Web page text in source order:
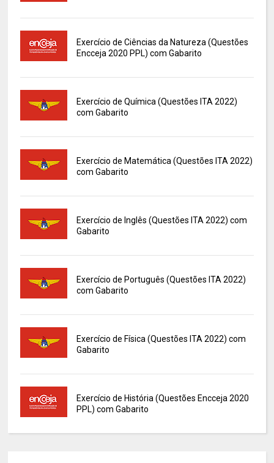
Exercício de Ciências da Natureza (Questões
Encceja 2020 PPL) com Gabarito
Exercício de Química (Questões ITA 2022)
com Gabarito
Exercício de Matemática (Questões ITA 2022)
com Gabarito
Exercício de Inglês (Questões ITA 2022) com
Gabarito
Exercício de Português (Questões ITA 2022)
com Gabarito
Exercício de Física (Questões ITA 2022) com
Gabarito
Exercício de História (Questões Encceja 2020
PPL) com Gabarito